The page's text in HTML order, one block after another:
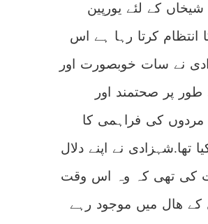
کے لئے یورپین
انتظام کرتا رہا ہے اس
نے سات خوبصورت اور
پر صحتمند اور
کی فراہمی کا
تھا.شہزادی نے اپنے دلال
کی تھی کہ وہ اس وقت
کے ھال میں موجود رہے